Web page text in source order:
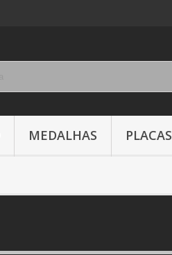
MEDALHAS PLACAS